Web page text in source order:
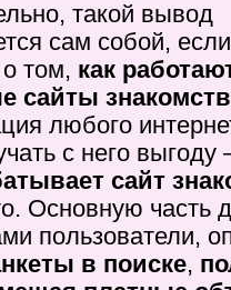
такой вывод
сам собой,
том, как
сайты знакомств
любого
с него выгоду
сайт
Основную часть
пользователи,
в поиске,